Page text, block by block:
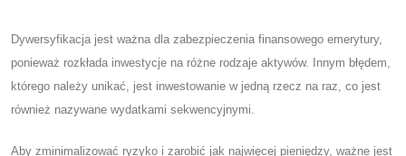
Dywersyfikacja jest ważna dla zabezpieczenia finansowego emerytury,
ponieważ rozkłada inwestycje na różne rodzaje aktywów. Innym błędem,
którego należy unikać, jest inwestowanie w jedną rzecz na raz, co jest
również nazywane wydatkami sekwencyjnymi.
Aby zminimalizować ryzyko i zarobić jak najwięcej pieniędzy, ważne jest